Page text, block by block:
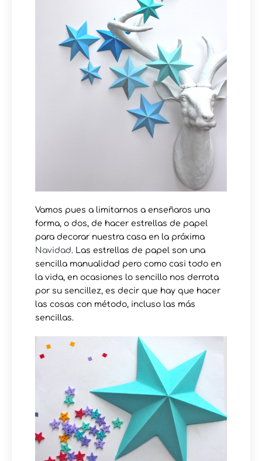
Vamos pues a limitarnos a enseñaros una
forma, o dos, de hacer estrellas de papel
para decorar nuestra casa en la próxima
Navidad. Las estrellas de papel son una
sencilla manualidad pero como casi todo en
la vida, en ocasiones lo sencillo nos derrota
por su sencillez, es decir que hay que hacer
las cosas con método, incluso las más
sencillas.